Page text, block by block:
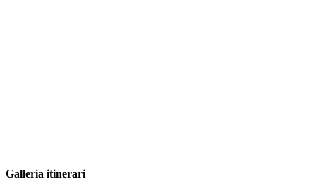
Galleria itinerari